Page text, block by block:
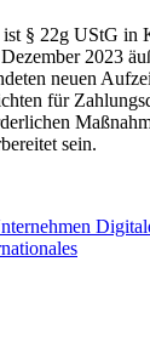
ist § 22g UStG in
2023
neuen
für
sein.